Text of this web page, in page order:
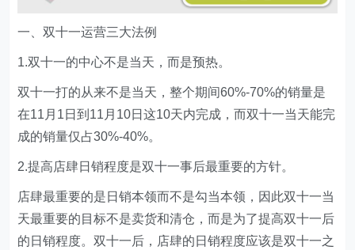
一、双十一运营三大法例
1.双十一的中心不是当天，而是预热。
双十一打的从来不是当天，整个期间60%-70%的销量是
在11月1日到11月10日这10天内完成，而双十一当天能完
成的销量仅占30%-40%。
2.提高店肆日销程度是双十一事后最重要的方针。
店肆最重要的是日销本领而不是勾当本领，因此双十一当
天最重要的目标不是卖货和清仓，而是为了提高双十一后
的日销程度。双十一后，店肆的日销程度应该是双十一之